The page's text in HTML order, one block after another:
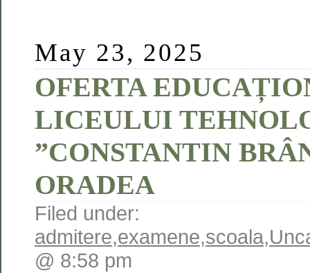
May 23, 2025
OFERTA
LICEULUI
”CONSTANTIN
ORADEA
Filed under:
admitere,examene,scoala,
@ 8:58 pm